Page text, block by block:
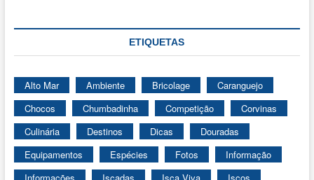
ETIQUETAS
Alto Mar Ambiente Bricolage
Caranguejo
Chocos
Chumbadinha Competição
Corvinas
Culinária
Destinos Dicas
Douradas
Equipamentos
Espécies Fotos
Informação